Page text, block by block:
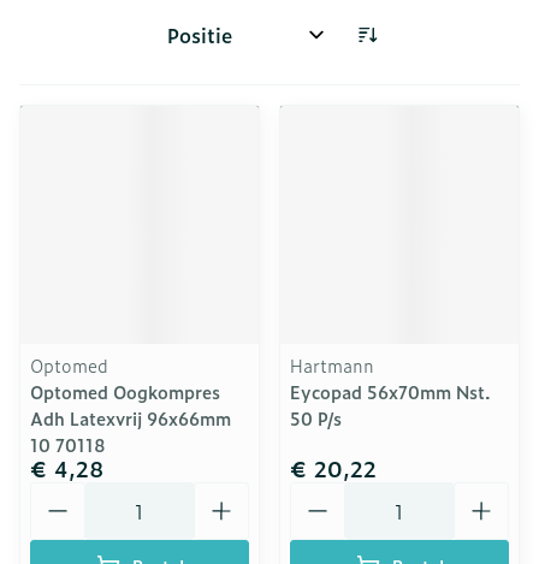
Sorteer op:
Optomed
Optomed Oogkompres
Adh Latexvrij 96x66mm
10 70118
€ 4,28
Hartmann
Eycopad 56x70mm Nst.
50 P/s
€ 20,22